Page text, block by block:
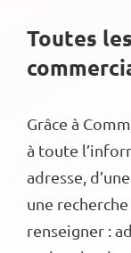
Toutes
Grâce à
à toute
adresse,
une
renseigner :